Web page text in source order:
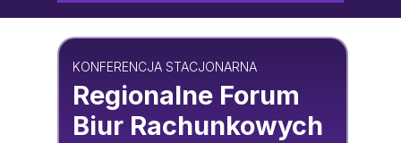
KONFERENCJA STACJONARNA
Regionalne Forum
Biur Rachunkowych